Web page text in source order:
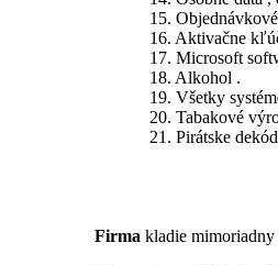
15.
16. Aktivačne
17. Microsoft
18. Alkohol .
19. Všetky
20. Tabakové
21. Pirátske
Firma kladie